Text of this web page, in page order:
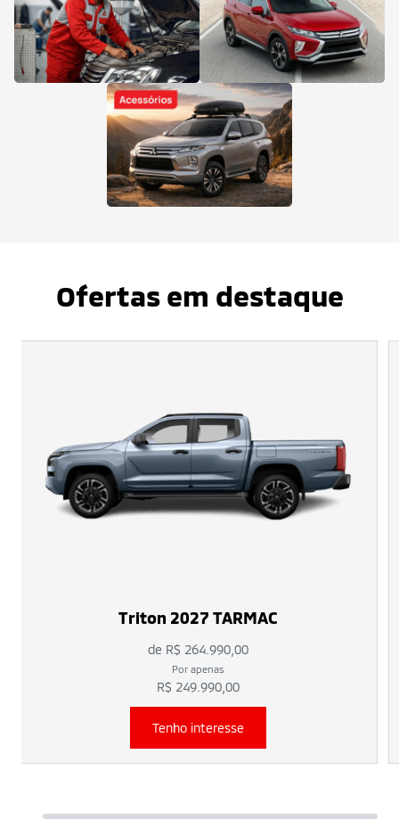
Ofertas em destaque
Triton 2027 TARMAC
de R$ 264.990,00
Por apenas
R$ 249.990,00
Tenho interesse